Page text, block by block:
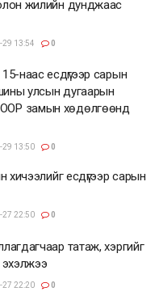
жилийн дунджаас
13:54 0
наас есдүгээр сарын
улсын дугаарын
замын хөдөлгөөнд
29 13:50 0
хичээлийг есдүгээр сарын
27 22:50 0
татаж, хэргийг
27 22:20 0